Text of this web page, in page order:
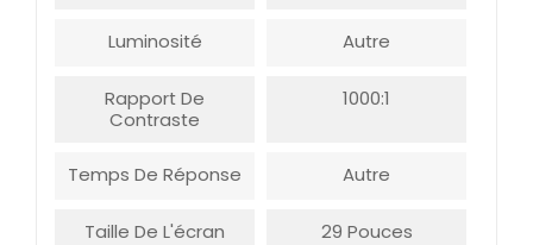
Luminosité Autre
Rapport De
Contraste
1000:1
Temps De Réponse Autre
Taille De L'écran 29 Pouces